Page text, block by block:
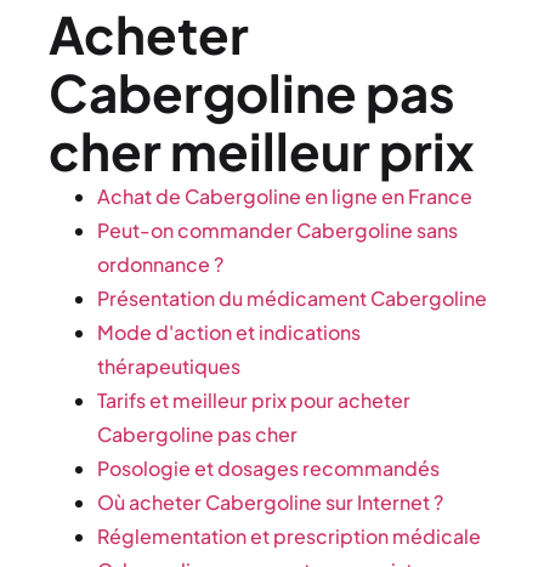
Acheter
Cabergoline pas
cher meilleur prix
Achat de Cabergoline en ligne en France
Peut-on commander Cabergoline sans
ordonnance ?
Présentation du médicament Cabergoline
Mode d'action et indications
thérapeutiques
Tarifs et meilleur prix pour acheter
Cabergoline pas cher
Posologie et dosages recommandés
Où acheter Cabergoline sur Internet ?
Réglementation et prescription médicale